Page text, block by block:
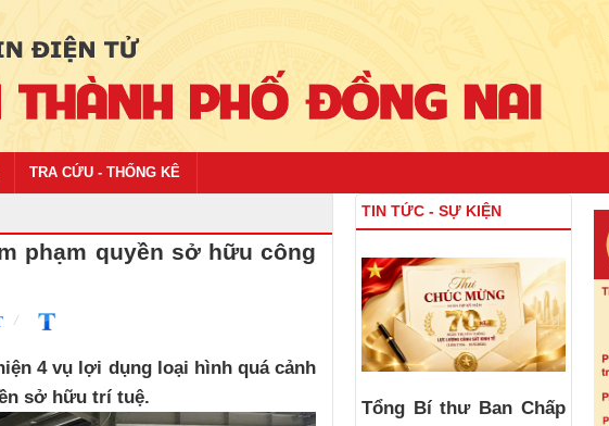
TRA CỨU - THỐNG KÊ
phạm quyền sở hữu công
4 vụ lợi dụng loại hình quá cảnh
sở hữu trí tuệ.
TIN TỨC - SỰ KIỆN
Tổng Bí thư Ban Chấp